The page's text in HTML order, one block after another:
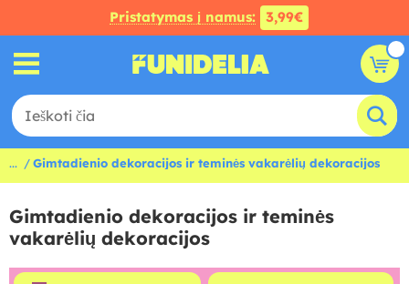
Pristatymas į namus: 3,99€
... Gimtadienio dekoracijos ir teminės vakarėlių dekoracijos
Gimtadienio dekoracijos ir teminės
vakarėlių dekoracijos